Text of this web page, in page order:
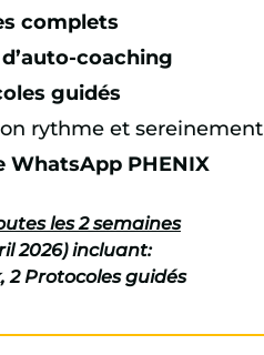
complets
coaching
guidés
rythme et sereinement
WhatsApp PHENIX
les 2 semaines
2026) incluant:
2 Protocoles guidés